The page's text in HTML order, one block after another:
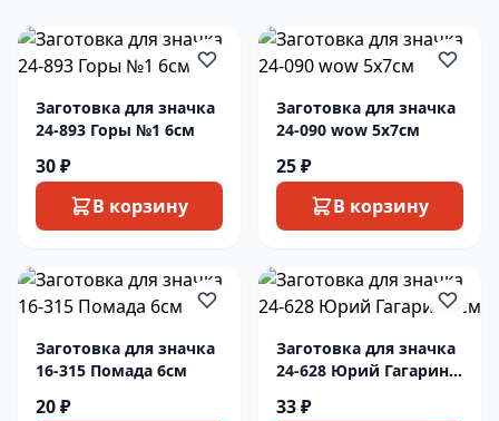
Заготовка для значка
24-893 Горы №1 6см
30 ₽
В корзину
Заготовка для значка
24-090 wow 5х7см
25 ₽
В корзину
Заготовка для значка
16-315 Помада 6см
20 ₽
Заготовка для значка
24-628 Юрий Гагарин
33 ₽